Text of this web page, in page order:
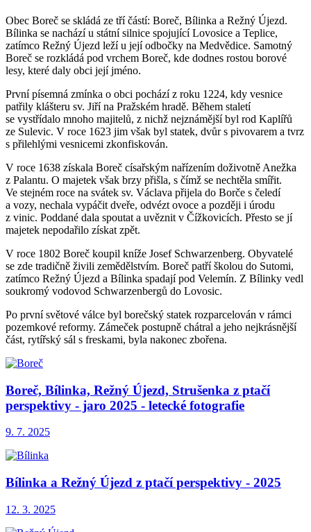
Obec Boreč se skládá ze tří částí: Boreč, Bílinka a Režný Újezd.
Bílinka se nachází u státní silnice spojující Lovosice a Teplice,
zatímco Režný Újezd leží u její odbočky na Medvědice. Samotný
Boreč se rozkládá pod vrchem Boreč, kde dodnes rostou borové
lesy, které daly obci její jméno.
První písemná zmínka o obci pochází z roku 1224, kdy vesnice
patřily klášteru sv. Jiří na Pražském hradě. Během staletí
se vystřídalo mnoho majitelů, z nichž nejznámější byl rod Kaplířů
ze Sulevic. V roce 1623 jim však byl statek, dvůr s pivovarem a tvrz
s přilehlými vesnicemi zkonfiskován.
V roce 1638 získala Boreč císařským nařízením doživotně Anežka
z Palantu. O majetek však brzy přišla, s čímž se nechtěla smířit.
Ve stejném roce na svátek sv. Václava přijela do Borče s čeledí
a vozy, nechala vypáčit dveře, odvézt ovoce a později i úrodu
z vinic. Poddané dala spoutat a uvěznit v Čížkovicích. Přesto se jí
majetek nepodařilo získat zpět.
V roce 1802 Boreč koupil kníže Josef Schwarzenberg. Obyvatelé
se zde tradičně živili zemědělstvím. Boreč patří školou do Sutomi,
zatímco Režný Újezd a Bílinka spadají pod Velemín. Z Bílinky vedl
soukromý vodovod Schwarzenbergů do Lovosic.
Po první světové válce byl borečský statek rozparcelován v rámci
pozemkové reformy. Zámeček postupně chátral a jeho nejkrásnější
část, rytířský sál s freskami, byla nakonec zbořena.
Boreč, Bílinka, Režný Újezd, Strušenka z ptačí
perspektivy - jaro 2025 - letecké fotografie
9. 7. 2025
Bílinka a Režný Újezd z ptačí perspektivy - 2025
12. 3. 2025